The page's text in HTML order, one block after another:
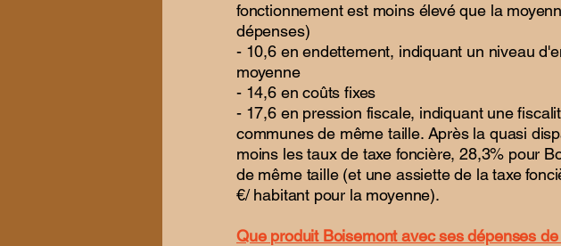
fonctionnement est moins élevé que la
dépenses)
- 10,6 en endettement, indiquant un niveau
moyenne
- 14,6 en coûts fixes
- 17,6 en pression fiscale, indiquant une
communes de même taille. Après la quasi
moins les taux de taxe foncière, 28,3% pour
de même taille (et une assiette de la taxe
€/ habitant pour la moyenne).
Que produit Boisemont avec ses dépenses